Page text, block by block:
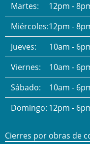
Martes:
12pm -
Miércoles:12pm -
Jueves:
10am -
Viernes:
10am -
Sábado:
10am -
Domingo: 12pm -
Cierres por obras de